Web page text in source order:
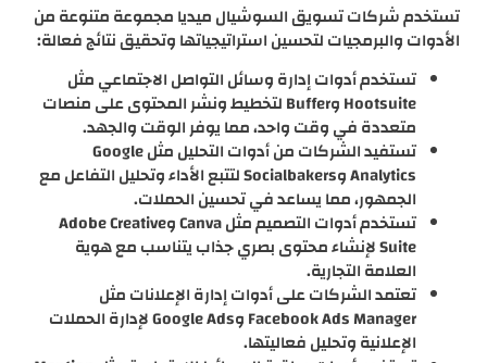
تستخدم شركات تسويق السوشيال ميديا مجموعة متنوعة من
الأدوات والبرمجيات لتحسين استراتيجياتها وتحقيق نتائج فعالة:
تستخدم أدوات إدارة وسائل التواصل الاجتماعي مثل
Hootsuite وBuffer لتخطيط ونشر المحتوى على منصات
متعددة في وقت واحد، مما يوفر الوقت والجهد.
تستفيد الشركات من أدوات التحليل مثل Google
Analytics وSocialbakers لتتبع الأداء وتحليل التفاعل مع
الجمهور، مما يساعد في تحسين الحملات.
تستخدم أدوات التصميم مثل Canva وAdobe Creative
Suite لإنشاء محتوى بصري جذاب يتناسب مع هوية
العلامة التجارية.
تعتمد الشركات على أدوات إدارة الإعلانات مثل
Facebook Ads Manager وGoogle Ads لإدارة الحملات
الإعلانية وتحليل فعاليتها.